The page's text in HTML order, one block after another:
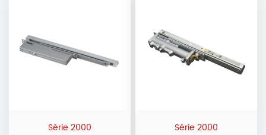
Série 2000 Série 2000